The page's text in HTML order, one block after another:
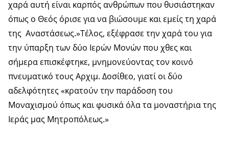
χαρά αυτή είναι καρπός ανθρώπων που θυσιάστηκαν
όπως ο Θεός όρισε για να βιώσουμε και εμείς τη χαρά
της Αναστάσεως.»Τέλος, εξέφρασε την χαρά του για
την ύπαρξη των δύο Ιερών Μονών που χθες και
σήμερα επισκέφτηκε, μνημονεύοντας τον κοινό
πνευματικό τους Αρχιμ. Δοσίθεο, γιατί οι δύο
αδελφότητες «κρατούν την παράδοση του
Μοναχισμού όπως και φυσικά όλα τα μοναστήρια της
Ιεράς μας Μητροπόλεως.»